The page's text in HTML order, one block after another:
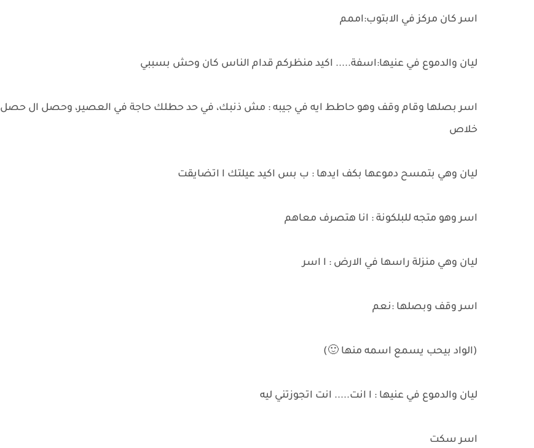
اسر كان مركز في الابتوب:اممم
ليان والدموع في عنيها:اسفة..... اكيد منظركم قدام الناس كان وحش بسببي
اسر بصلها وقام وقف وهو حاطط ايه في جيبه : مش ذنبك، في حد حطلك حاجة في العصير، وحصل ال حصل
خلاص
ليان وهي بتمسح دموعها بكف ايدها : ب بس اكيد عيلتك ا اتضايقت
اسر وهو متجه للبلكونة : انا هتصرف معاهم
ليان وهي منزلة راسها في الارض : ا اسر
اسر وقف وبصلها :نعم
(الواد بيحب يسمع اسمه منها 🙂)
ليان والدموع في عنيها : ا انت..... انت اتجوزتني ليه
اسر سكت